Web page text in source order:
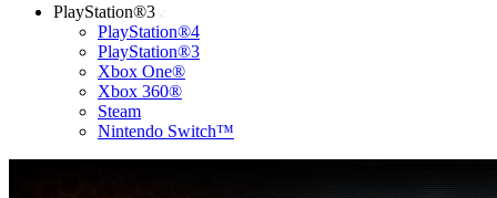
PlayStation®3
PlayStation®4
PlayStation®3
Xbox One®
Xbox 360®
Steam
Nintendo Switch™